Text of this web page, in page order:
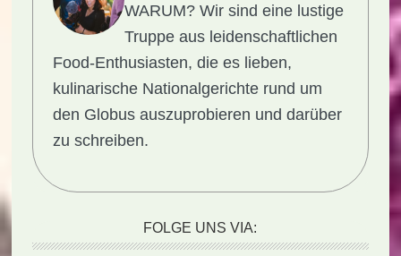
WARUM? Wir sind eine lustige
Truppe aus leidenschaftlichen
Food-Enthusiasten, die es lieben,
kulinarische Nationalgerichte rund um
den Globus auszuprobieren und darüber
zu schreiben.
FOLGE UNS VIA: